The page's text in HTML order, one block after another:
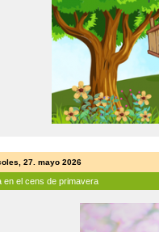
27. mayo 2026
en el cens de primavera